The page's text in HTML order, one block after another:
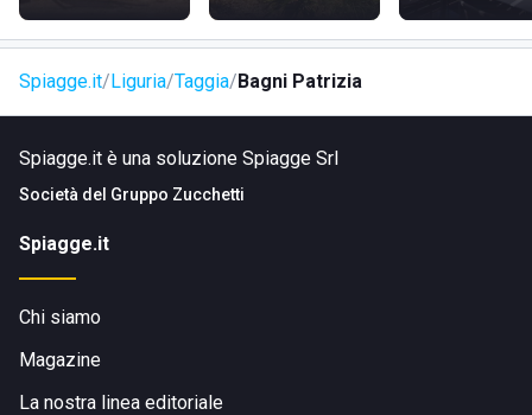
Spiagge.it Liguria Taggia Bagni Patrizia
Spiagge.it è una soluzione Spiagge Srl
Società del Gruppo Zucchetti
Spiagge.it
Chi siamo
Magazine
La nostra linea editoriale